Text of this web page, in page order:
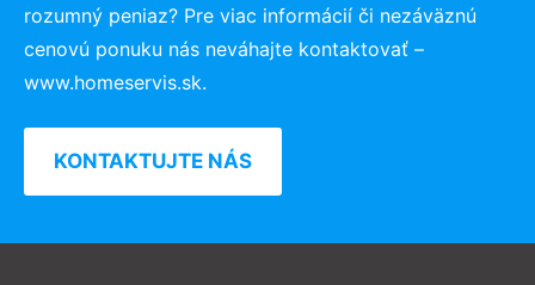
rozumný peniaz? Pre viac informácií či nezáväznú
cenovú ponuku nás neváhajte kontaktovať –
www.homeservis.sk.
KONTAKTUJTE NÁS